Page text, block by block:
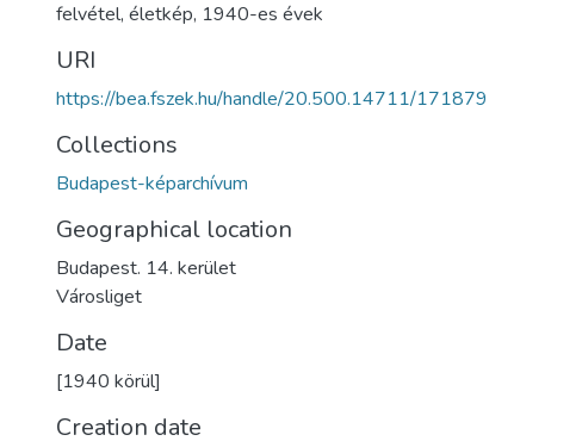
felvétel, életkép, 1940-es évek
URI
https://bea.fszek.hu/handle/20.500.14711/171879
Collections
Budapest-képarchívum
Geographical location
Budapest. 14. kerület
Városliget
Date
[1940 körül]
Creation date